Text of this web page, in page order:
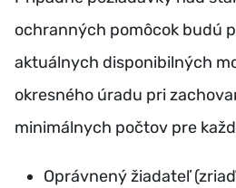
ochranných pomôcok budú
aktuálnych disponibilných
okresného úradu pri
minimálnych počtov pre
Oprávnený žiadateľ